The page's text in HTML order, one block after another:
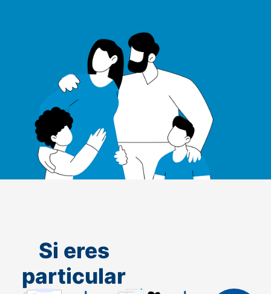
Si eres
particular